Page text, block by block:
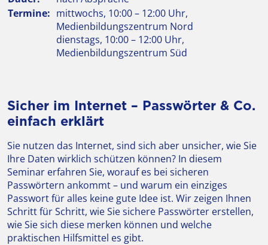
Termine: mittwochs, 10:00 – 12:00 Uhr,
Medienbildungszentrum Nord
dienstags, 10:00 – 12:00 Uhr,
Medienbildungszentrum Süd
Sicher im Internet – Passwörter & Co.
einfach erklärt
Sie nutzen das Internet, sind sich aber unsicher, wie Sie
Ihre Daten wirklich schützen können? In diesem
Seminar erfahren Sie, worauf es bei sicheren
Passwörtern ankommt – und warum ein einziges
Passwort für alles keine gute Idee ist. Wir zeigen Ihnen
Schritt für Schritt, wie Sie sichere Passwörter erstellen,
wie Sie sich diese merken können und welche
praktischen Hilfsmittel es gibt.